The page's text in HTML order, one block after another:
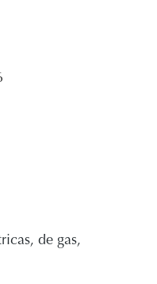
de gas,